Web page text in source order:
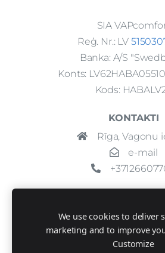
SIA
Reģ. Nr.: LV
Banka: A/S
Konts:
Kods:
KONTAKTI
Rīga, Vagonu
e-mail
We use cookies to deliver
marketing and to improve
Customize